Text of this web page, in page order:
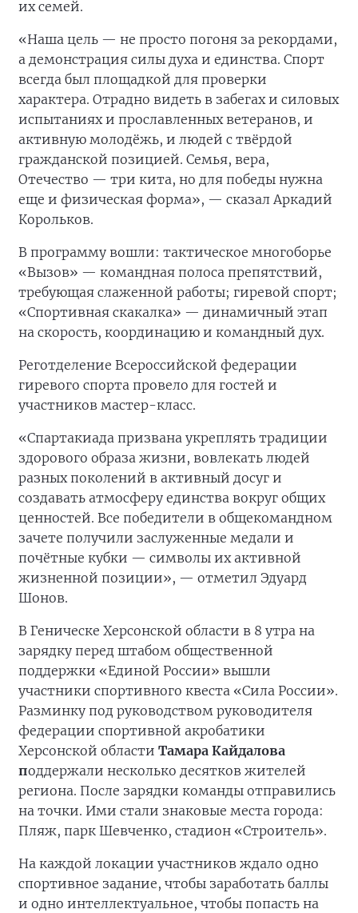
их семей.
«Наша цель — не просто погоня за рекордами,
а демонстрация силы духа и единства. Спорт
всегда был площадкой для проверки
характера. Отрадно видеть в забегах и силовых
испытаниях и прославленных ветеранов, и
активную молодёжь, и людей с твёрдой
гражданской позицией. Семья, вера,
Отечество — три кита, но для победы нужна
еще и физическая форма», — сказал Аркадий
Корольков.
В программу вошли: тактическое многоборье
«Вызов» — командная полоса препятствий,
требующая слаженной работы; гиревой спорт;
«Спортивная скакалка» — динамичный этап
на скорость, координацию и командный дух.
Реготделение Всероссийской федерации
гиревого спорта провело для гостей и
участников мастер-класс.
«Спартакиада призвана укреплять традиции
здорового образа жизни, вовлекать людей
разных поколений в активный досуг и
создавать атмосферу единства вокруг общих
ценностей. Все победители в общекомандном
зачете получили заслуженные медали и
почётные кубки — символы их активной
жизненной позиции», — отметил Эдуард
Шонов.
В Геническе Херсонской области в 8 утра на
зарядку перед штабом общественной
поддержки «Единой России» вышли
участники спортивного квеста «Сила России».
Разминку под руководством руководителя
федерации спортивной акробатики
Херсонской области Тамара Кайдалова
поддержали несколько десятков жителей
региона. После зарядки команды отправились
на точки. Ими стали знаковые места города:
Пляж, парк Шевченко, стадион «Строитель».
На каждой локации участников ждало одно
спортивное задание, чтобы заработать баллы
и одно интеллектуальное, чтобы попасть на